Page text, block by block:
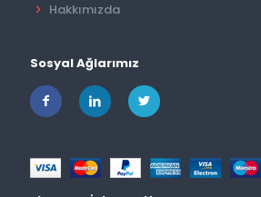
Hakkımızda
Sosyal Ağlarımız